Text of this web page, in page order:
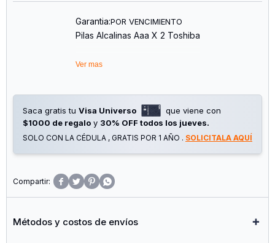
Garantia:POR VENCIMIENTO
Pilas Alcalinas Aaa X 2 Toshiba
Ver mas
Saca gratis tu Visa Universo
que viene con
$1000 de regalo y 30% OFF todos los jueves.
SOLO CON LA CÉDULA , GRATIS POR 1 AÑO . SOLICITALA AQUÍ
   
Métodos y costos de envíos